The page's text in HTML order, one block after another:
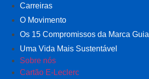
Carreiras
O Movimento
Os 15 Compromissos da Marca Guia
Uma Vida Mais Sustentável
Sobre nós
Cartão E-Leclerc